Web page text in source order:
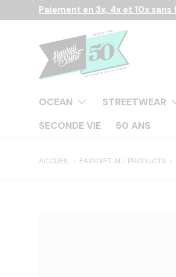
Aller au contenu
9,4/10 sur +10 100 avis
OCEAN STREETWEAR
SECONDE VIE
50 ANS
ACCUEIL › EASYGIFT ALL PRODUCTS ›